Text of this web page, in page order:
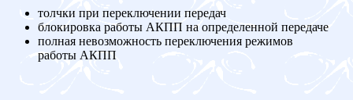
толчки при переключении передач
блокировка работы АКПП на определенной передаче
полная невозможность переключения режимов
работы АКПП